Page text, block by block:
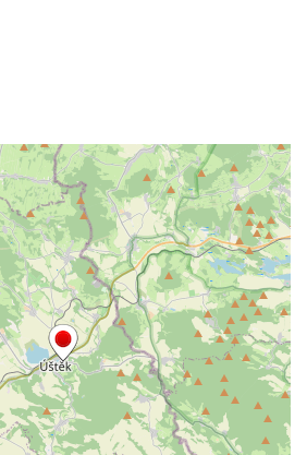
na hřbitově v Dolním
války na
na hřbitově v
Švice na domě
války v ulici 1.
v ulici 1. máje v Lužci
v Hostíně u